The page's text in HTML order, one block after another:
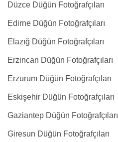
Düzce Düğün Fotoğrafçıları
Edirne Düğün Fotoğrafçıları
Elazığ Düğün Fotoğrafçıları
Erzincan Düğün Fotoğrafçıları
Erzurum Düğün Fotoğrafçıları
Eskişehir Düğün Fotoğrafçıları
Gaziantep Düğün Fotoğrafçıları
Giresun Düğün Fotoğrafçıları